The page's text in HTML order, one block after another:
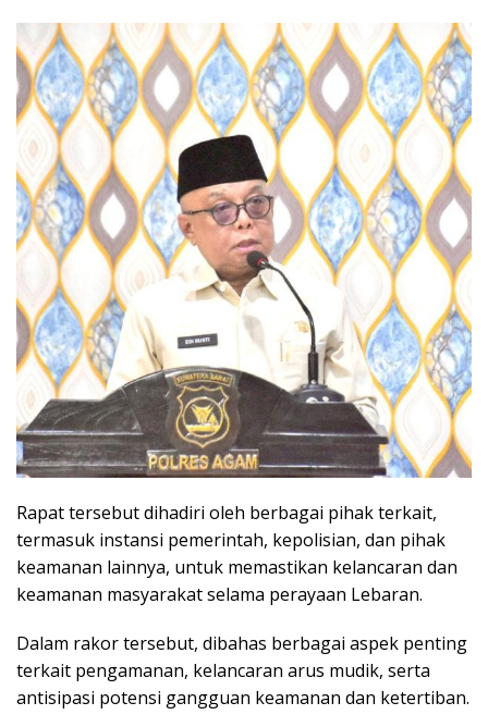
Rapat tersebut dihadiri oleh berbagai pihak terkait,
termasuk instansi pemerintah, kepolisian, dan pihak
keamanan lainnya, untuk memastikan kelancaran dan
keamanan masyarakat selama perayaan Lebaran.
Dalam rakor tersebut, dibahas berbagai aspek penting
terkait pengamanan, kelancaran arus mudik, serta
antisipasi potensi gangguan keamanan dan ketertiban.